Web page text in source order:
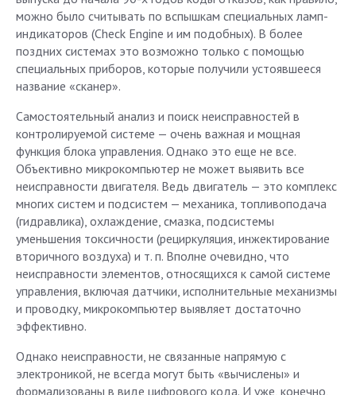
можно было считывать по вспышкам специальных ламп-
индикаторов (Check Engine и им подобных). В более
поздних системах это возможно только с помощью
специальных приборов, которые получили устоявшееся
название «сканер».
Самостоятельный анализ и поиск неисправностей в
контролируемой системе — очень важная и мощная
функция блока управления. Однако это еще не все.
Объективно микрокомпьютер не может выявить все
неисправности двигателя. Ведь двигатель — это комплекс
многих систем и подсистем — механика, топливоподача
(гидравлика), охлаждение, смазка, подсистемы
уменьшения токсичности (рециркуляция, инжектирование
вторичного воздуха) и т. п. Вполне очевидно, что
неисправности элементов, относящихся к самой системе
управления, включая датчики, исполнительные механизмы
и проводку, микрокомпьютер выявляет достаточно
эффективно.
Однако неисправности, не связанные напрямую с
электроникой, не всегда могут быть «вычислены» и
формализованы в виде цифрового кода. И уже, конечно,